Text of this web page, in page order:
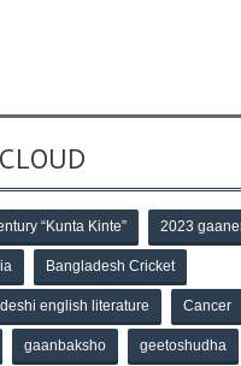
“Kunta Kinte” 2023
Bangladesh Cricket
english literature Cancer
gaanbaksho geetoshudha